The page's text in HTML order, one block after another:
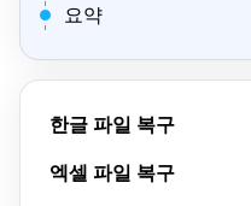
요약
한글 파일 복구
엑셀 파일 복구